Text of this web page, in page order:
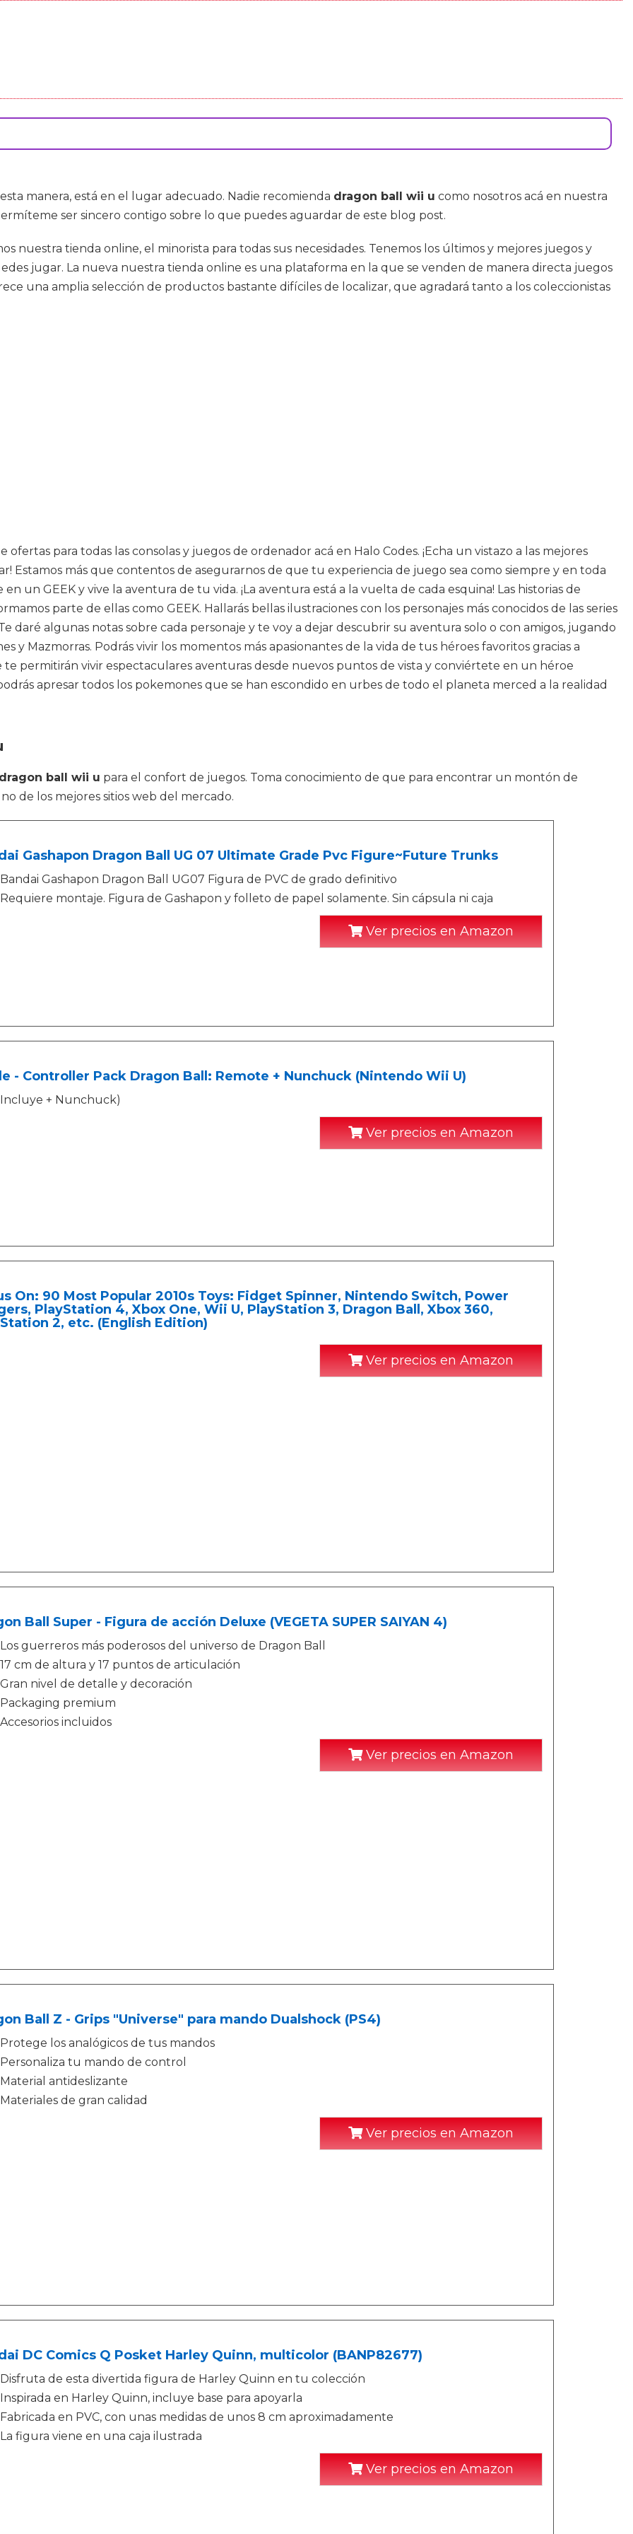
esta manera, está en el lugar adecuado. Nadie recomienda dragon ball wii u como nosotros acá en nuestra
ser sincero contigo sobre lo que puedes aguardar de este blog post.
nuestra tienda online, el minorista para todas sus necesidades. Tenemos los últimos y mejores juegos y
jugar. La nueva nuestra tienda online es una plataforma en la que se venden de manera directa juegos
una amplia selección de productos bastante difíciles de localizar, que agradará tanto a los coleccionistas
para todas las consolas y juegos de ordenador acá en Halo Codes. ¡Echa un vistazo a las mejores
Estamos más que contentos de asegurarnos de que tu experiencia de juego sea como siempre y en toda
un GEEK y vive la aventura de tu vida. ¡La aventura está a la vuelta de cada esquina! Las historias de
parte de ellas como GEEK. Hallarás bellas ilustraciones con los personajes más conocidos de las series
daré algunas notas sobre cada personaje y te voy a dejar descubrir su aventura solo o con amigos, jugando
y Mazmorras. Podrás vivir los momentos más apasionantes de la vida de tus héroes favoritos gracias a
permitirán vivir espectaculares aventuras desde nuevos puntos de vista y conviértete en un héroe
apresar todos los pokemones que se han escondido en urbes de todo el planeta merced a la realidad
ball wii u para el confort de juegos. Toma conocimiento de que para encontrar un montón de
de los mejores sitios web del mercado.
Gashapon Dragon Ball UG 07 Ultimate Grade Pvc Figure~Future Trunks
Bandai Gashapon Dragon Ball UG07 Figura de PVC de grado definitivo
Requiere montaje. Figura de Gashapon y folleto de papel solamente. Sin cápsula ni caja
Ver precios en Amazon
- Controller Pack Dragon Ball: Remote + Nunchuck (Nintendo Wii U)
Incluye + Nunchuck)
Ver precios en Amazon
On: 90 Most Popular 2010s Toys: Fidget Spinner, Nintendo Switch, Power
PlayStation 4, Xbox One, Wii U, PlayStation 3, Dragon Ball, Xbox 360,
2, etc. (English Edition)
Ver precios en Amazon
Ball Super - Figura de acción Deluxe (VEGETA SUPER SAIYAN 4)
Los guerreros más poderosos del universo de Dragon Ball
17 cm de altura y 17 puntos de articulación
Gran nivel de detalle y decoración
Packaging premium
Accesorios incluidos
Ver precios en Amazon
Ball Z - Grips "Universe" para mando Dualshock (PS4)
Protege los analógicos de tus mandos
Personaliza tu mando de control
Material antideslizante
Materiales de gran calidad
Ver precios en Amazon
DC Comics Q Posket Harley Quinn, multicolor (BANP82677)
Disfruta de esta divertida figura de Harley Quinn en tu colección
Inspirada en Harley Quinn, incluye base para apoyarla
Fabricada en PVC, con unas medidas de unos 8 cm aproximadamente
La figura viene en una caja ilustrada
Ver precios en Amazon